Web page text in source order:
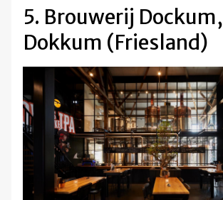
5. Brouwerij Dockum,
Dokkum (Friesland)